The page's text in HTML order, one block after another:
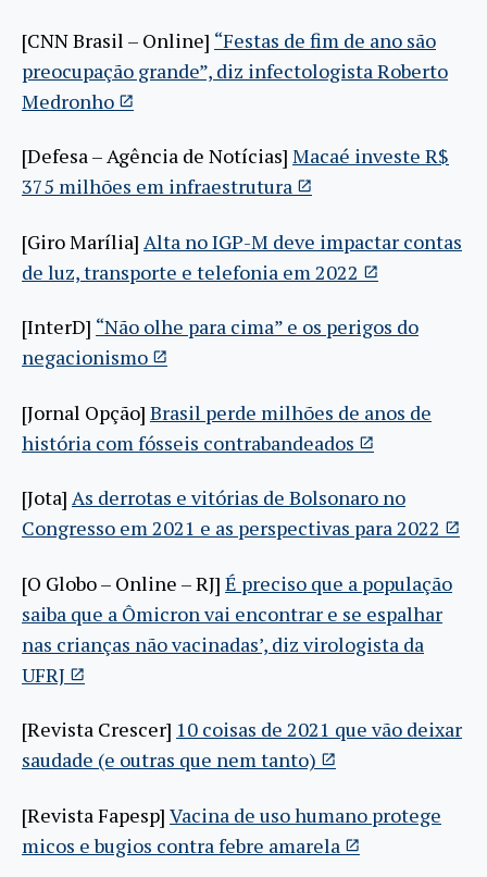
[CNN Brasil – Online] “Festas de fim de ano são
preocupação grande”, diz infectologista Roberto
Medronho
[Defesa – Agência de Notícias] Macaé investe R$
375 milhões em infraestrutura
[Giro Marília] Alta no IGP-M deve impactar contas
de luz, transporte e telefonia em 2022
[InterD] “Não olhe para cima” e os perigos do
negacionismo
[Jornal Opção] Brasil perde milhões de anos de
história com fósseis contrabandeados
[Jota] As derrotas e vitórias de Bolsonaro no
Congresso em 2021 e as perspectivas para 2022
[O Globo – Online – RJ] É preciso que a população
saiba que a Ômicron vai encontrar e se espalhar
nas crianças não vacinadas’, diz virologista da
UFRJ
[Revista Crescer] 10 coisas de 2021 que vão deixar
saudade (e outras que nem tanto)
[Revista Fapesp] Vacina de uso humano protege
micos e bugios contra febre amarela